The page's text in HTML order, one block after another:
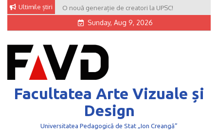
Skip
content
Ultimile știri O nouă generație de creatori la UPSC!
Sunday, Aug 9, 2026
Facultatea Arte Vizuale și
Design
Universitatea Pedagogică de Stat „Ion Creangă”